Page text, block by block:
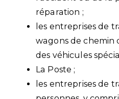
réparation ;
les entreprises de
wagons de chemin
des véhicules
La Poste ;
les entreprises de